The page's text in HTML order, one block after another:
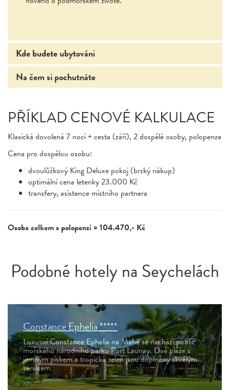
Kde budete ubytováni
Na čem si pochutnáte
PŘÍKLAD CENOVÉ KALKULACE
Klasická dovolená 7 nocí + cesta (září), 2 dospělé osoby, polopenze
Cena pro dospělou osobu:
dvoulůžkový King Deluxe pokoj (brzký nákup)
optimální cena letenky 23.000 Kč
transfery, asistence místního partnera
Osoba celkem s polopenzí = 104.470,- Kč
Podobné hotely na Seychelách
Constance Ephelia *****
Luxusní Constance Ephelia na Mahé se nachází poblíž
mořského národního parku Port Launay. Dvě pláže s
jemným pískem a tropická zeleň jsou doplněny skvělým
servisem.